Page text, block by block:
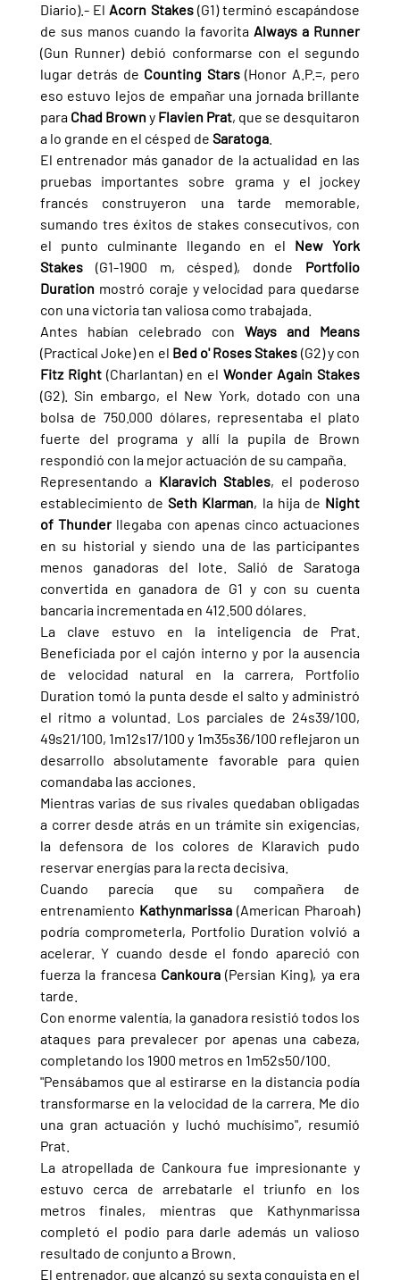
Diario).- El Acorn Stakes (G1) terminó escapándose
de sus manos cuando la favorita
(Gun Runner) debió conformarse con el segundo
lugar detrás de Counting Stars (Honor A.P.=, pero
eso estuvo lejos de empañar una jornada brillante
para Chad Brown y Flavien Prat, que se desquitaron
a lo grande en el césped de Saratoga.
El entrenador más ganador de la actualidad en las
pruebas importantes sobre grama y el jockey
francés construyeron una tarde memorable,
sumando tres éxitos de stakes consecutivos, con
el punto culminante llegando en el New York
Stakes (G1-1900 m, césped), donde Portfolio
Duration mostró coraje y velocidad para quedarse
con una victoria tan valiosa como trabajada.
Antes habían celebrado con
(Practical Joke) en el Bed o' Roses Stakes
Fitz Right (Charlantan) en el
(G2). Sin embargo, el New York, dotado con una
bolsa de 750.000 dólares, representaba el plato
fuerte del programa y allí la pupila de Brown
respondió con la mejor actuación de su campaña.
Representando a Klaravich Stables, el poderoso
establecimiento de Seth Klarman, la hija de Night
of Thunder llegaba con apenas cinco actuaciones
en su historial y siendo una de las participantes
menos ganadoras del lote. Salió de Saratoga
convertida en ganadora de G1 y con su cuenta
bancaria incrementada en 412.500 dólares.
La clave estuvo en la inteligencia de Prat.
Beneficiada por el cajón interno y por la ausencia
de velocidad natural en la carrera, Portfolio
Duration tomó la punta desde el salto y administró
el ritmo a voluntad. Los parciales de 24s39/100,
49s21/100, 1m12s17/100 y 1m35s36/100 reflejaron un
desarrollo absolutamente favorable para quien
comandaba las acciones.
Mientras varias de sus rivales quedaban obligadas
a correr desde atrás en un trámite sin exigencias,
la defensora de los colores de Klaravich pudo
reservar energías para la recta decisiva.
Cuando parecía que su compañera de
entrenamiento Kathynmarissa (American Pharoah)
podría comprometerla, Portfolio Duration volvió a
acelerar. Y cuando desde el fondo apareció con
fuerza la francesa Cankoura (Persian King), ya era
tarde.
Con enorme valentía, la ganadora resistió todos los
ataques para prevalecer por apenas una cabeza,
completando los 1900 metros en 1m52s50/100.
"Pensábamos que al estirarse en la distancia podía
transformarse en la velocidad de la carrera. Me dio
una gran actuación y luchó muchísimo", resumió
Prat.
La atropellada de Cankoura fue impresionante y
estuvo cerca de arrebatarle el triunfo en los
metros finales, mientras que Kathynmarissa
completó el podio para darle además un valioso
resultado de conjunto a Brown.
El entrenador, que alcanzó su sexta conquista en el